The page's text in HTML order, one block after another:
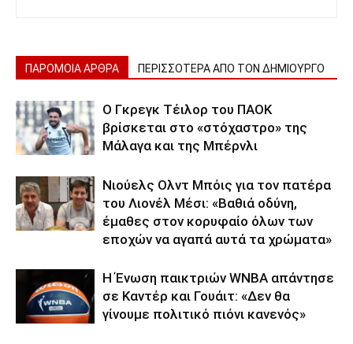
ΠΑΡΟΜΟΙΑ ΑΡΘΡΑ ΠΕΡΙΣΣΟΤΕΡΑ ΑΠΟ ΤΟΝ ΔΗΜΙΟΥΡΓΟ
Ο Γκρεγκ Τέιλορ του ΠΑΟΚ
βρίσκεται στο «στόχαστρο» της
Μάλαγα και της Μπέρνλι
Νιούελς Ολντ Μπόις για τον πατέρα
του Λιονέλ Μέσι: «Βαθιά οδύνη,
έμαθες στον κορυφαίο όλων των
εποχών να αγαπά αυτά τα χρώματα»
Η Ένωση παικτριών WNBA απάντησε
σε Καντέρ και Γουάιτ: «Δεν θα
γίνουμε πολιτικό πιόνι κανενός»